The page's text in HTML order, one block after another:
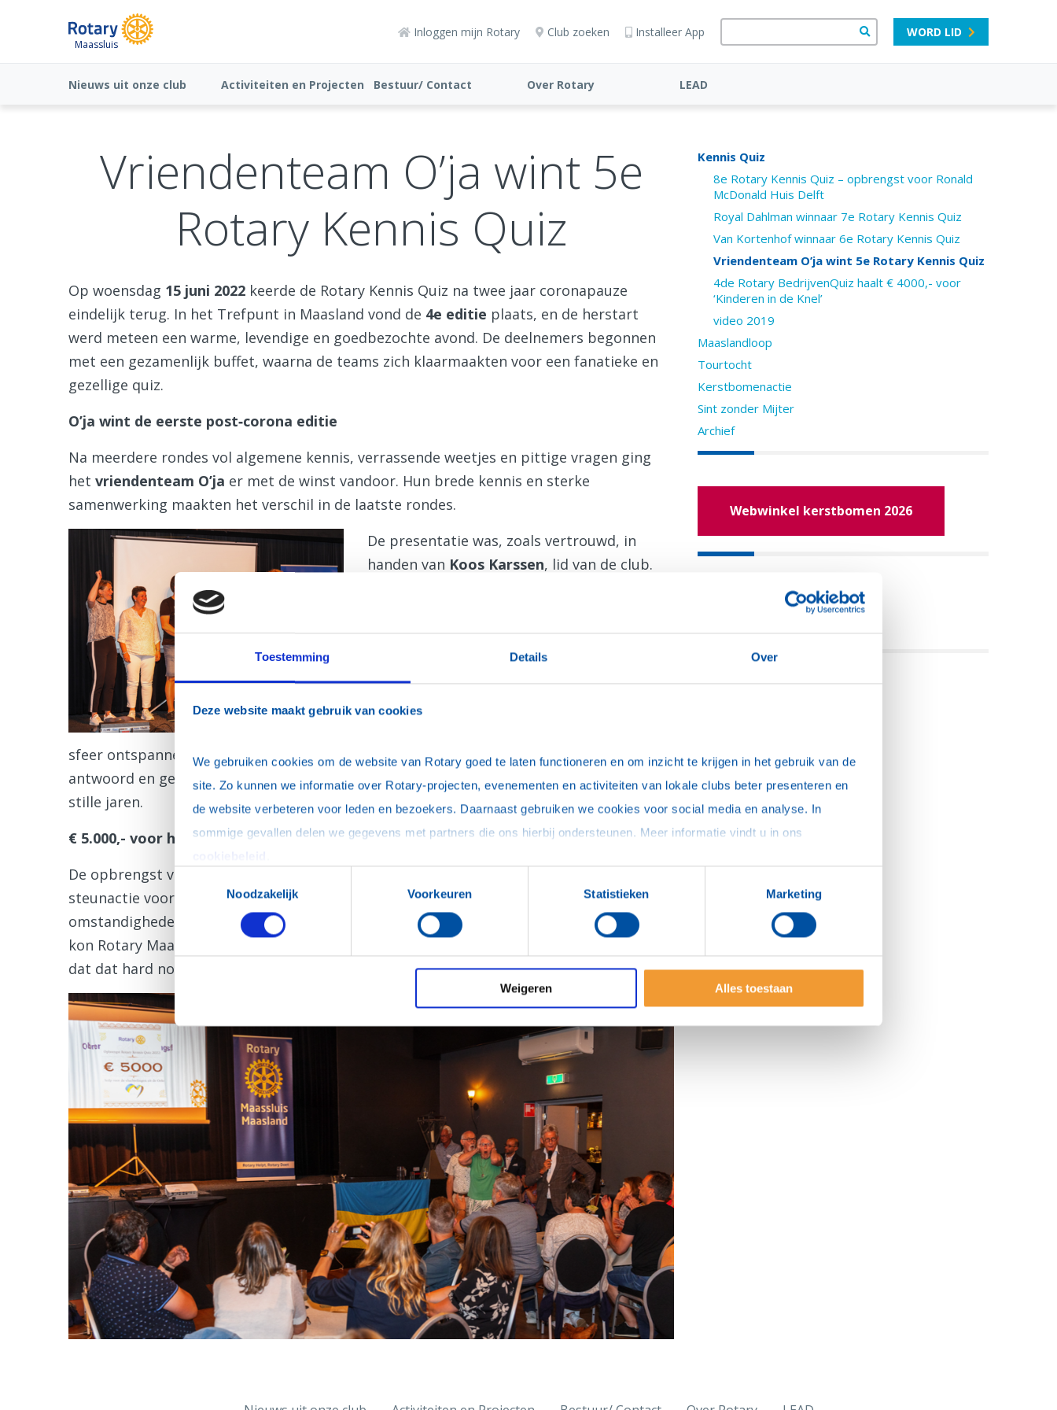
Toestemming Details Over
Deze website maakt gebruik van cookies
We gebruiken cookies om de website van Rotary goed te laten functioneren en om inzicht te krijgen in het gebruik van de
site. Zo kunnen we informatie over Rotary-projecten, evenementen en activiteiten van lokale clubs beter presenteren en
de website verbeteren voor leden en bezoekers. Daarnaast gebruiken we cookies voor social media en analyse. In
Noodzakelijk
Voorkeuren Statistieken Marketing
Weigeren Alles toestaan
Maassluis
Inloggen mijn Rotary Club zoeken Installeer App WORD LID
Nieuws uit onze club Activiteiten en Projecten Bestuur/ Contact Over Rotary LEAD
Vriendenteam O’ja wint 5e
Rotary Kennis Quiz
Op woensdag 15 juni 2022 keerde de Rotary Kennis Quiz na twee jaar coronapauze
eindelijk terug. In het Trefpunt in Maasland vond de 4e editie plaats, en de herstart
werd meteen een warme, levendige en goedbezochte avond. De deelnemers begonnen
met een gezamenlijk buffet, waarna de teams zich klaarmaakten voor een fanatieke en
gezellige quiz.
O’ja wint de eerste post‑corona editie
Na meerdere rondes vol algemene kennis, verrassende weetjes en pittige vragen ging
het vriendenteam O’ja er met de winst vandoor. Hun brede kennis en sterke
samenwerking maakten het verschil in de laatste rondes.
De presentatie was, zoals vertrouwd, in
handen van Koos Karssen, lid van de club.
temperatuur in het Trefpunt.
Het was een bijzonder warme dag, en dat
sfeer ontspannen en enthousiast. Teams overlegden fanatiek, vierden elk goed
antwoord en genoten zichtbaar van het feit dat de quiz eindelijk weer doorging na twee
stille jaren.
€ 5.000,- voor het goede doel
De opbrengst van deze editie bedroeg
steunactie voor
vluchtelingen uit Oekraïne
, die door de oorlog in moeilijke
omstandigheden terecht waren gekomen. Dankzij de bijdrage van de spelende teams
kon Rotary Maassluis‑Maasland hen
dat dat hard nodig was.
Kennis Quiz
8e Rotary Kennis Quiz – opbrengst voor Ronald
McDonald Huis Delft
Royal Dahlman winnaar 7e Rotary Kennis Quiz
Van Kortenhof winnaar 6e Rotary Kennis Quiz
Vriendenteam O’ja wint 5e Rotary Kennis Quiz
4de Rotary BedrijvenQuiz haalt € 4000,- voor
‘Kinderen in de Knel’
video 2019
Maaslandloop
Tourtocht
Kerstbomenactie
Sint zonder Mijter
Archief
Webwinkel kerstbomen 2026
Deel deze pagina: